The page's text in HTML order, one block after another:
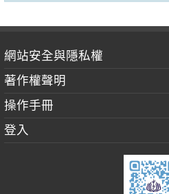
網站安全與隱私權
著作權聲明
操作手冊
登入